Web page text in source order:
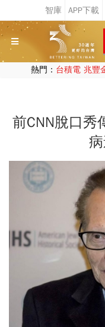
熱門： 台積電 兆豐
前CNN脫口